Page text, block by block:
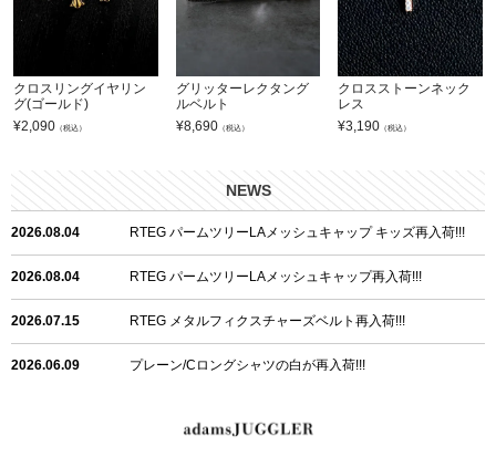
クロスリングイヤリン
グ(ゴールド)
¥2,090 （税込）
グリッターレクタング
ルベルト
¥8,690（税込）
クロスストーンネック
レス
¥3,190 （税込）
NEWS
2026.08.04 RTEG パームツリーLAメッシュキャップ キッズ再入荷!!!
2026.08.04 RTEG パームツリーLAメッシュキャップ再入荷!!!
2026.07.15 RTEG メタルフィクスチャーズベルト再入荷!!!
2026.06.09 プレーン/Cロングシャツの白が再入荷!!!